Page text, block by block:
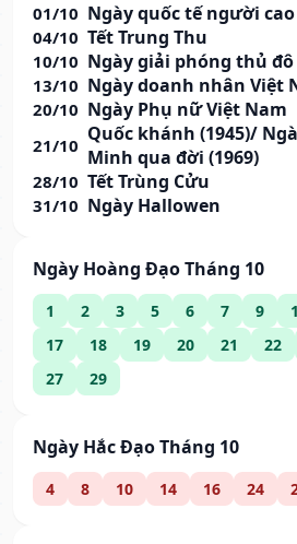
01/10 Ngày quốc tế người
04/10 Tết Trung Thu
10/10 Ngày giải phóng thủ đô
13/10 Ngày doanh nhân Việt
20/10 Ngày Phụ nữ Việt Nam
21/10 Quốc khánh (1945)/
Minh qua đời (1969)
28/10 Tết Trùng Cửu
31/10 Ngày Hallowen
Ngày Hoàng Đạo Tháng 10
1 2 3 5 6 7 9
17
18 19 20 21 22
27
29
Ngày Hắc Đạo Tháng 10
4 8 10 14 16 24